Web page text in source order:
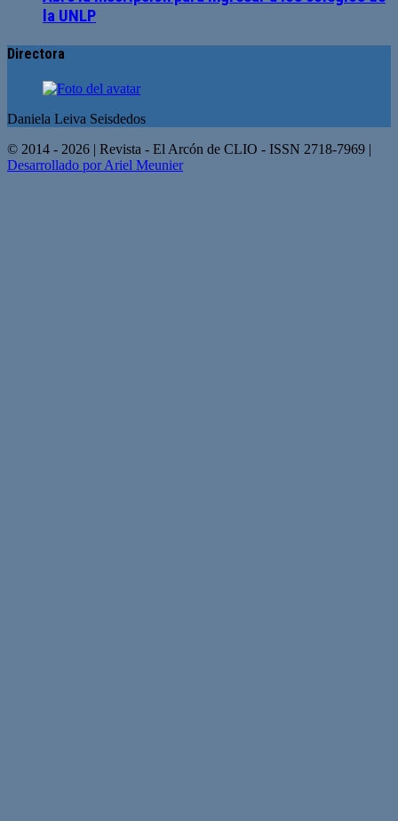
la UNLP
Directora
Daniela Leiva Seisdedos
© 2014 - 2026 | Revista - El Arcón de CLIO - ISSN 2718-7969 |
Desarrollado por Ariel Meunier